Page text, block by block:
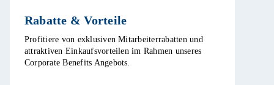
Rabatte & Vorteile​
Profitiere von exklusiven Mitarbeiterrabatten und
attraktiven Einkaufsvorteilen im Rahmen unseres
Corporate Benefits Angebots. ​